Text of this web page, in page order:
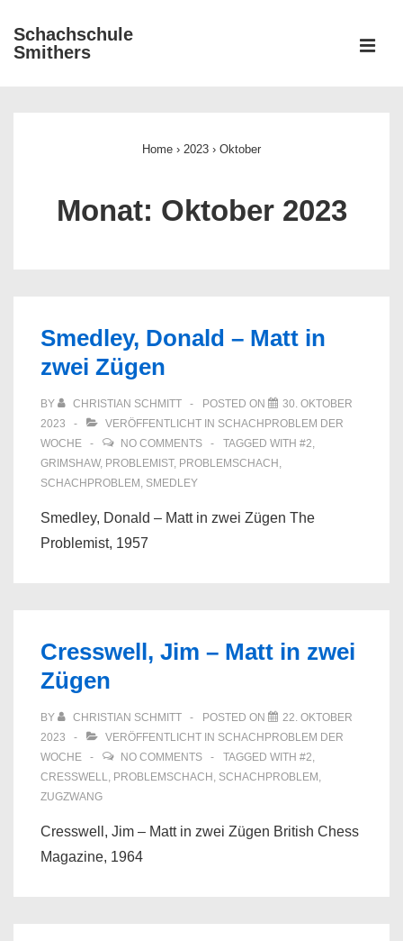
Zum
Inhalt
Schachschule
Smithers
Home › 2023 › Oktober
Monat: Oktober 2023
Smedley, Donald – Matt in
zwei Zügen
BY CHRISTIAN SCHMITT POSTED ON
30. OKTOBER
2023
VERÖFFENTLICHT IN SCHACHPROBLEM DER
WOCHE
NO COMMENTS TAGGED WITH #2,
GRIMSHAW, PROBLEMIST, PROBLEMSCHACH ,
SCHACHPROBLEM , SMEDLEY
Smedley, Donald – Matt in zwei Zügen The
Problemist, 1957
Cresswell, Jim – Matt in zwei
Zügen
BY CHRISTIAN SCHMITT POSTED ON
22. OKTOBER
2023
VERÖFFENTLICHT IN SCHACHPROBLEM DER
WOCHE
NO COMMENTS TAGGED WITH #2,
CRESSWELL, PROBLEMSCHACH , SCHACHPROBLEM ,
ZUGZWANG
Cresswell, Jim – Matt in zwei Zügen British Chess
Magazine, 1964